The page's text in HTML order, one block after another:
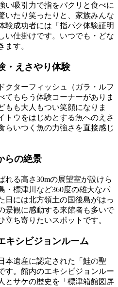
い吸引力で指をパクリと食べに
いたり笑ったりと、家族みんな
験成功者には「指パク体験証明
い仕掛けです。いつでも・どな
ます。
・えさやり体験
クターフィッシュ（ガラ・ルフ
てもらう体験コーナーがありま
もも大人もつい笑顔になりま
トウをはじめとする魚へのえさ
らいつく魚の力強さを直接感じ
らの絶景
れる高さ30mの展望室が設けら
・標津川など360度の雄大なパ
日には北方領土の国後島がはっ
景観に感動する来館者も多いで
ち寄りたいスポットです。
キシビジョンルーム
本遺産に認定された「鮭の聖
す。館内のエキシビジョンルー
とサケの歴史を「標津箱館図屏